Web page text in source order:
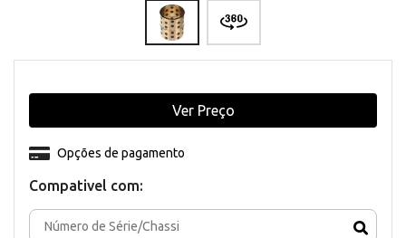
Compativel com:
Opções de pagamento
Ver Preço